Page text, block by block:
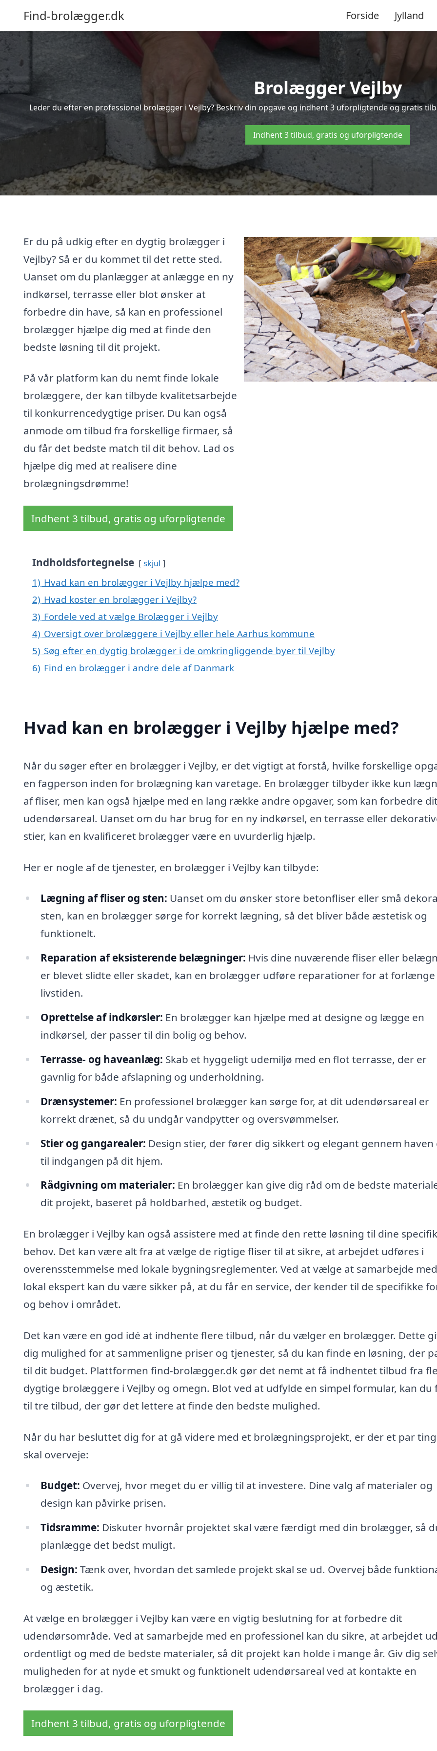
Find-brolægger.dk Forside Jylland
Brolægger Vejlby
Leder du efter en professionel brolægger i Vejlby? Beskriv din opgave og indhent 3 uforpligtende og gratis
Indhent 3 tilbud, gratis og uforpligtende
Er du på udkig efter en dygtig brolægger i
Vejlby? Så er du kommet til det rette sted.
Uanset om du planlægger at anlægge en ny
indkørsel, terrasse eller blot ønsker at
forbedre din have, så kan en professionel
brolægger hjælpe dig med at finde den
bedste løsning til dit projekt.
På vår platform kan du nemt finde lokale
brolæggere, der kan tilbyde kvalitetsarbejde
til konkurrencedygtige priser. Du kan også
anmode om tilbud fra forskellige firmaer, så
du får det bedste match til dit behov. Lad os
hjælpe dig med at realisere dine
brolægningsdrømme!
Indhent 3 tilbud, gratis og uforpligtende
Indholdsfortegnelse skjul
1) Hvad kan en brolægger i Vejlby hjælpe med?
2) Hvad koster en brolægger i Vejlby?
3) Fordele ved at vælge Brolægger i Vejlby
4) Oversigt over brolæggere i Vejlby eller hele Aarhus kommune
5) Søg efter en dygtig brolægger i de omkringliggende byer til Vejlby
6) Find en brolægger i andre dele af Danmark
Hvad kan en brolægger i Vejlby hjælpe med?
Når du søger efter en brolægger i Vejlby, er det vigtigt at forstå, hvilke forskellige
en fagperson inden for brolægning kan varetage. En brolægger tilbyder ikke kun
af fliser, men kan også hjælpe med en lang række andre opgaver, som kan forbedre dit
udendørsareal. Uanset om du har brug for en ny indkørsel, en terrasse eller
stier, kan en kvalificeret brolægger være en uvurderlig hjælp.
Her er nogle af de tjenester, en brolægger i Vejlby kan tilbyde:
Lægning af fliser og sten: Uanset om du ønsker store betonfliser eller små
sten, kan en brolægger sørge for korrekt lægning, så det bliver både æstetisk og
funktionelt.
Reparation af eksisterende belægninger: Hvis dine nuværende fliser eller
er blevet slidte eller skadet, kan en brolægger udføre reparationer for at forlænge
livstiden.
Oprettelse af indkørsler: En brolægger kan hjælpe med at designe og lægge en
indkørsel, der passer til din bolig og behov.
Terrasse- og haveanlæg: Skab et hyggeligt udemiljø med en flot terrasse, der er
gavnlig for både afslapning og underholdning.
Drænsystemer: En professionel brolægger kan sørge for, at dit udendørsareal er
korrekt drænet, så du undgår vandpytter og oversvømmelser.
Stier og gangarealer: Design stier, der fører dig sikkert og elegant gennem haven
til indgangen på dit hjem.
Rådgivning om materialer: En brolægger kan give dig råd om de bedste
dit projekt, baseret på holdbarhed, æstetik og budget.
En brolægger i Vejlby kan også assistere med at finde den rette løsning til dine
behov. Det kan være alt fra at vælge de rigtige fliser til at sikre, at arbejdet udføres i
overensstemmelse med lokale bygningsreglementer. Ved at vælge at samarbejde
lokal ekspert kan du være sikker på, at du får en service, der kender til de specifikke
og behov i området.
Det kan være en god idé at indhente flere tilbud, når du vælger en brolægger. Dette
dig mulighed for at sammenligne priser og tjenester, så du kan finde en løsning, der
til dit budget. Plattformen find-brolægger.dk gør det nemt at få indhentet tilbud fra
dygtige brolæggere i Vejlby og omegn. Blot ved at udfylde en simpel formular, kan du
til tre tilbud, der gør det lettere at finde den bedste mulighed.
Når du har besluttet dig for at gå videre med et brolægningsprojekt, er der et par
skal overveje:
Budget: Overvej, hvor meget du er villig til at investere. Dine valg af materialer og
design kan påvirke prisen.
Tidsramme: Diskuter hvornår projektet skal være færdigt med din brolægger, så
planlægge det bedst muligt.
Design: Tænk over, hvordan det samlede projekt skal se ud. Overvej både
og æstetik.
At vælge en brolægger i Vejlby kan være en vigtig beslutning for at forbedre dit
udendørsområde. Ved at samarbejde med en professionel kan du sikre, at arbejdet
ordentligt og med de bedste materialer, så dit projekt kan holde i mange år. Giv dig
muligheden for at nyde et smukt og funktionelt udendørsareal ved at kontakte en
brolægger i dag.
Indhent 3 tilbud, gratis og uforpligtende